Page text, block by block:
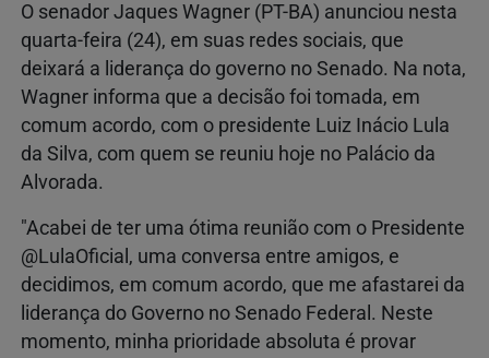
O senador Jaques Wagner (PT-BA) anunciou nesta
quarta-feira (24), em suas redes sociais, que
deixará a liderança do governo no Senado. Na nota,
Wagner informa que a decisão foi tomada, em
comum acordo, com o presidente Luiz Inácio Lula
da Silva, com quem se reuniu hoje no Palácio da
Alvorada.
"Acabei de ter uma ótima reunião com o Presidente
@LulaOficial, uma conversa entre amigos, e
decidimos, em comum acordo, que me afastarei da
liderança do Governo no Senado Federal. Neste
momento, minha prioridade absoluta é provar